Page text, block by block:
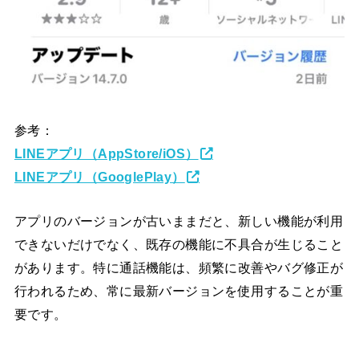
参考：
LINEアプリ（AppStore/iOS）
LINEアプリ（GooglePlay）
アプリのバージョンが古いままだと、新しい機能が利用
できないだけでなく、既存の機能に不具合が生じること
があります。特に通話機能は、頻繁に改善やバグ修正が
行われるため、常に最新バージョンを使用することが重
要です。